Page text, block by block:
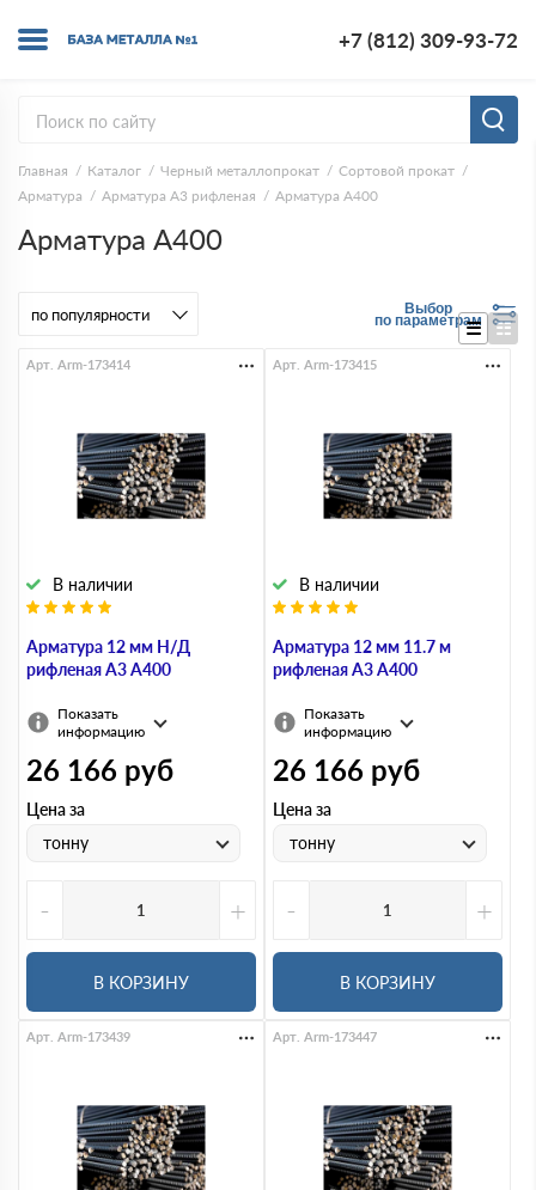
+7 (812) 309-93-72
Главная Каталог Черный металлопрокат
Сортовой прокат
Арматура
Арматура А3 рифленая Арматура A400
Арматура A400
Выбор
по параметрам
Арматура 12 мм Н/Д
рифленая А3 А400
В наличии
Арт. Arm-173414
Показать
информацию
26 166 руб
Цена за
тонну
- +
В КОРЗИНУ
Арматура 12 мм 11.7 м
рифленая А3 А400
В наличии
Арт. Arm-173415
Показать
информацию
26 166 руб
Цена за
тонну
- +
В КОРЗИНУ
Арт. Arm-173439 Арт. Arm-173447